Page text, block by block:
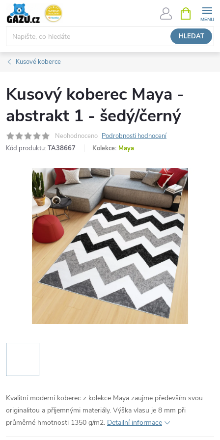
Přejít
obsah
HLEDAT
NÁKUPNÍ
KOŠÍK
Kusové koberce
Kusový koberec Maya -
abstrakt 1 - šedý/černý
Neohodnoceno Podrobnosti hodnocení
Kód produktu: TA38667 Kolekce: Maya
Kvalitní moderní koberec z kolekce Maya zaujme především svou
originalitou a příjemnými materiály. Výška vlasu je 8 mm při
průměrné hmotnosti 1350 g/m2. Detailní informace